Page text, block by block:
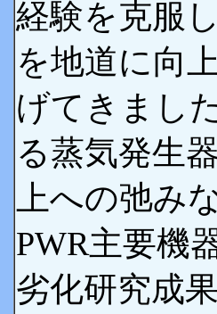
経験を克服
を地道に向
げてきまし
る蒸気発生
上への弛み
PWR主要機
劣化研究成